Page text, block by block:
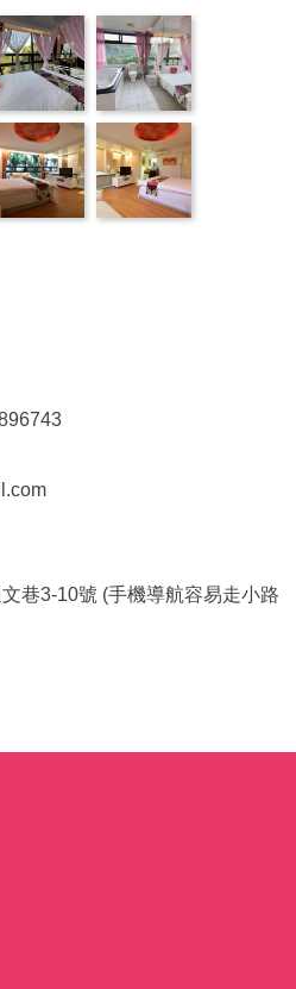
巷3-10號 (手機導航容易走小路